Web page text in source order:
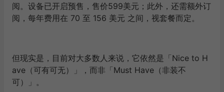
阅。设备已开启预售，售价599美元；此外，还需额外订
阅，每年费用在 70 至 156 美元 之间，视套餐而定。
但现实是，目前对大多数人来说，它依然是 「Nice to H
ave（可有可无）
」 ，而非 「Must Have（非装不
可）
」 。